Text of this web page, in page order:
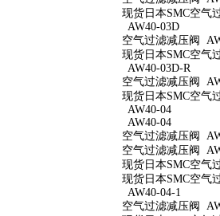
现货日本SMC空气
AW40-03D
空气过滤减压阀
现货日本SMC空气
AW40-03D-R
空气过滤减压阀
现货日本SMC空气
AW40-04
AW40-04
空气过滤减压阀
空气过滤减压阀
现货日本SMC空气
现货日本SMC空气
AW40-04-1
空气过滤减压阀